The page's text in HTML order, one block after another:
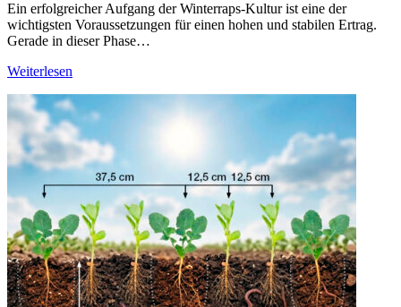
Ein erfolgreicher Aufgang der Winterraps-Kultur ist eine der
wichtigsten Voraussetzungen für einen hohen und stabilen Ertrag.
Gerade in dieser Phase…
Weiterlesen